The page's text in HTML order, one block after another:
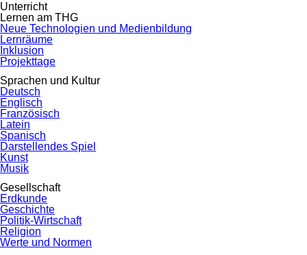
Unterricht
Lernen am THG
Neue Technologien und Medienbildung
Lernräume
Inklusion
Projekttage
Sprachen und Kultur
Deutsch
Englisch
Französisch
Latein
Spanisch
Darstellendes Spiel
Kunst
Musik
Gesellschaft
Erdkunde
Geschichte
Politik-Wirtschaft
Religion
Werte und Normen